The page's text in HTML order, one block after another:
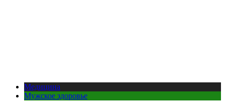
Медицина
Мужское здоровье